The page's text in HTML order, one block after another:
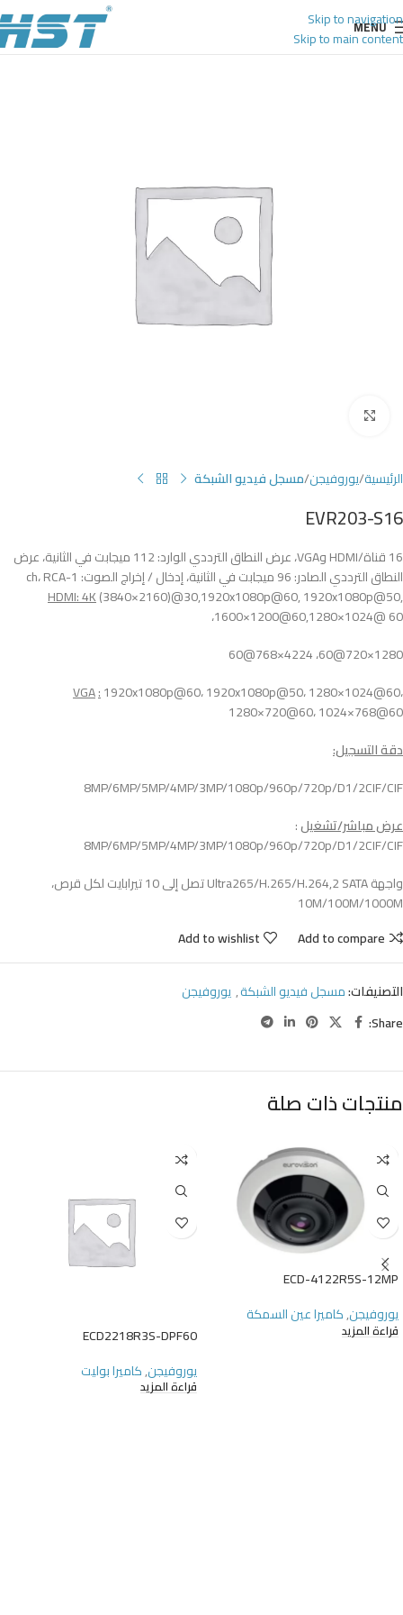
Skip to navigation
Skip to main content
MENU
الرئيسية يوروفيجن مسجل فيديو الشبكة
EVR203-S16
16 قناة/HDMI وVGA، عرض النطاق الترددي الوارد: 112 ميجابت في الثانية، عرض
النطاق الترددي الصادر: 96 ميجابت في الثانية، إدخال / إخراج الصوت: 1-ch، RCA
HDMI: 4K(3840×2160)@30,1920x1080p@60, 1920x1080p@50,
1600×1200@60,1280×1024@ 60،
1280×720@60، 4224×768@60
VGA:1920x1080p@60، 1920x1080p@50، 1280×1024@60،
1280×720@60، 1024×768@60
دقة التسجيل:
8MP/6MP/5MP/4MP/3MP/1080p/960p/720p/D1/2CIF/CIF
عرض مباشر/تشغيل:
8MP/6MP/5MP/4MP/3MP/1080p/960p/720p/D1/2CIF/CIF
واجهة Ultra265/H.265/H.264,2 SATA تصل إلى 10 تيرابايت لكل قرص،
10M/100M/1000M
Add to compare
Add to wishlist
التصنيفات:مسجل فيديو الشبكة,يوروفيجن
Share:
منتجات ذات صلة
ECD-4122R5S-12MP
يوروفيجن,كاميرا عين السمكة
قراءة المزيد
ECD2218R3S-DPF60
يوروفيجن,كاميرا بوليت
قراءة المزيد